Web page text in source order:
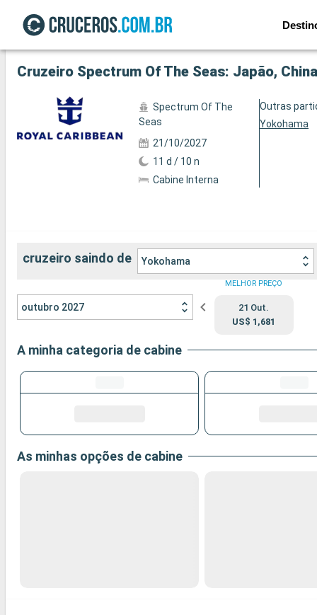
Ver a 53 fotos
Cruzeiro Spectrum Of The Seas: Japão,
Spectrum Of The
Seas
21/10/2027
11 d / 10 n
Cabine Interna
Outras
Yokohama
cruzeiro saindo de Yokohama
outubro 2027
MELHOR PREÇO
21 Out.
US$ 1,681
A minha categoria de cabine
As minhas opções de cabine